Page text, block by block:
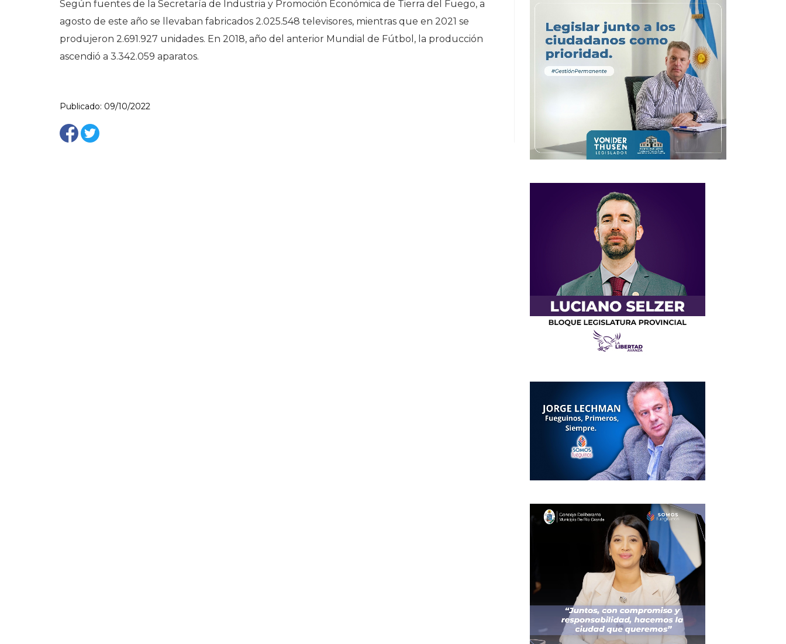
Según fuentes de la Secretaría de Industria y Promoción Económica de Tierra del Fuego, a
agosto de este año se llevaban fabricados 2.025.548 televisores, mientras que en 2021 se
produjeron 2.691.927 unidades. En 2018, año del anterior Mundial de Fútbol, la producción
ascendió a 3.342.059 aparatos.
Publicado: 09/10/2022